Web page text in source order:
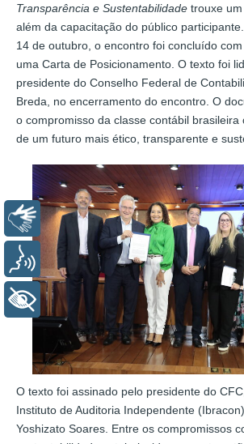
Transparência e Sustentabilidade trouxe
além da capacitação do público
14 de outubro, o encontro foi concluído
uma Carta de Posicionamento. O texto foi
presidente do Conselho Federal de
Breda, no encerramento do encontro. O
o compromisso da classe contábil brasileira
de um futuro mais ético, transparente e
O texto foi assinado pelo presidente do
Instituto de Auditoria Independente
Yoshizato Soares. Entre os compromissos
Libras
Voz
+ Acessibilidade